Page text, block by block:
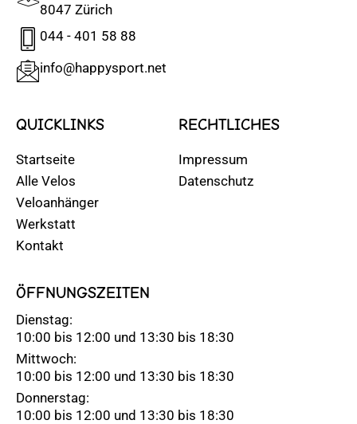
8047 Zürich
044 - 401 58 88
info@happysport.net
QUICKLINKS
Startseite
Alle Velos
Veloanhänger
Werkstatt
Kontakt
RECHTLICHES
Impressum
Datenschutz
ÖFFNUNGSZEITEN
Dienstag:
10:00 bis 12:00 und 13:30 bis 18:30
Mittwoch:
10:00 bis 12:00 und 13:30 bis 18:30
Donnerstag:
10:00 bis 12:00 und 13:30 bis 18:30